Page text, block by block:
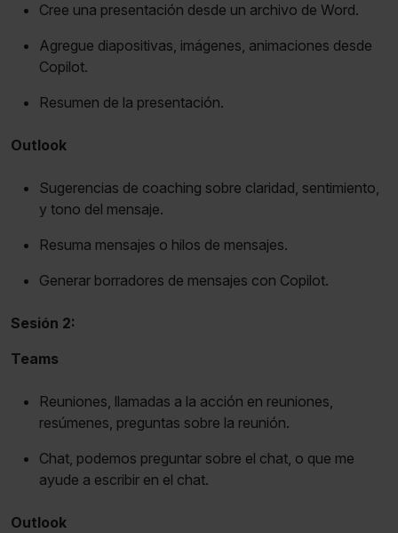
Cree una presentación desde un archivo de Word.
Agregue diapositivas, imágenes, animaciones desde
Copilot.
Resumen de la presentación.
Outlook
Sugerencias de coaching sobre claridad, sentimiento,
y tono del mensaje.
Resuma mensajes o hilos de mensajes.
Generar borradores de mensajes con Copilot.
Sesión 2:
Teams
Reuniones, llamadas a la acción en reuniones,
resúmenes, preguntas sobre la reunión.
Chat, podemos preguntar sobre el chat, o que me
ayude a escribir en el chat.
Outlook